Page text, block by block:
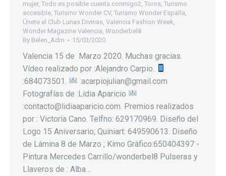
mujer, Todo es posible cuenta conmigo2 Toros Turismo
accesible Turismo Wonder CV, Turismo Wonder España
Únete al Club Lunas Divinas Valencia Fashion Week
Wonder Magazine Valencia Wonderbel8
By Belen_Adm 15/03/2020
Valencia 15 de Marzo 2020. Muchas gracias.
Vídeo realizado por :Alejandro Carpio.
:684073501.
:acarpiojulian@gmail.com
Fotografías de :Lidia Aparicio
:contacto@lidiaaparicio.com. Premios realizados
por : Victoria Cano. Telfno: 629170969. Diseño del
Logo 15 Aniversario; Quiniart: 649590613. Diseño
de Lámina 8 de Marzo ; Kimo Gráfico:650404397 -
Pintura Mercedes Carrillo/wonderbel8 Pulseras y
Llaveros de : Alba…